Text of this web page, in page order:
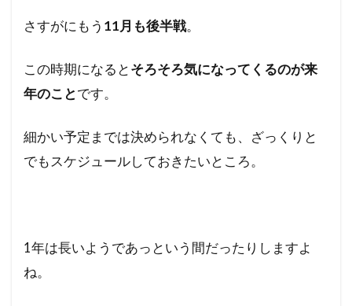
さすがにもう 11月も後半戦。
この時期になるとそろそろ気になってくるのが来
年のことです。
細かい予定までは決められなくても、ざっくりと
でもスケジュールしておきたいところ。
1年は長いようであっという間だったりしますよ
ね。